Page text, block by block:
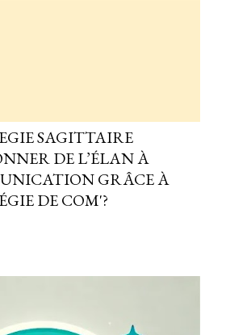
SAGITTAIRE
DE L’ÉLAN À
GRÂCE À
DE COM'?